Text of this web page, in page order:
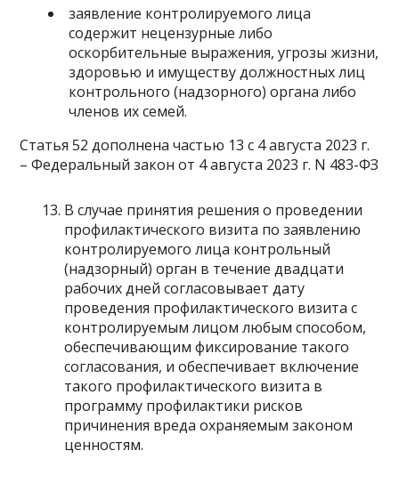
заявление контролируемого лица
содержит нецензурные либо
оскорбительные выражения, угрозы жизни,
здоровью и имуществу должностных лиц
контрольного (надзорного) органа либо
членов их семей.
Статья 52 дополнена частью 13 с 4 августа 2023 г.
– Федеральный закон от 4 августа 2023 г. N 483-ФЗ
В случае принятия решения о проведении
профилактического визита по заявлению
контролируемого лица контрольный
(надзорный) орган в течение двадцати
рабочих дней согласовывает дату
проведения профилактического визита с
контролируемым лицом любым способом,
обеспечивающим фиксирование такого
согласования, и обеспечивает включение
такого профилактического визита в
программу профилактики рисков
причинения вреда oхраняемым законом
ценностям.